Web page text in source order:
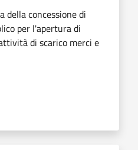
della concessione di
per l'apertura di
di scarico merci e